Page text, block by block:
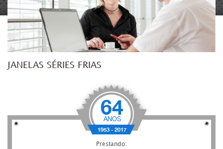
JANELAS SÉRIES FRIAS
64
ANOS
1953 - 2017
Prestando: